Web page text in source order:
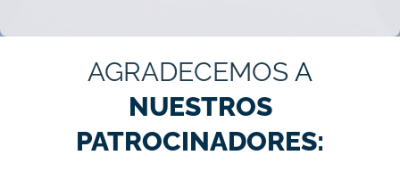
AGRADECEMOS A
NUESTROS
PATROCINADORES: